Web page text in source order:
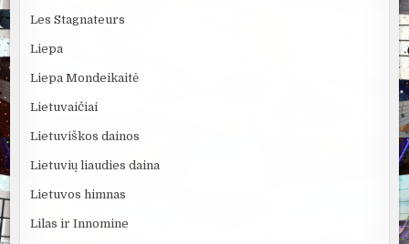
Les Stagnateurs
Liepa
Liepa Mondeikaitė
Lietuvaičiai
Lietuviškos dainos
Lietuvių liaudies daina
Lietuvos himnas
Lilas ir Innomine